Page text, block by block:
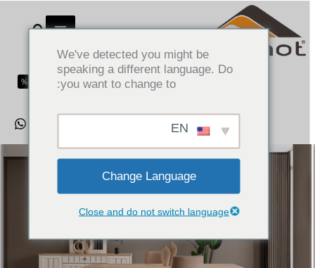
البزموت يبحث
%P3TP3T %
غرفة طعام بيلا
الصفحة الرئيسية منتجات »مجموعات غرفة الطعام »غرفةWe've detected you might be
speaking a different language. Do
you want to change to:
EN
Change Language
Close and do not switch language